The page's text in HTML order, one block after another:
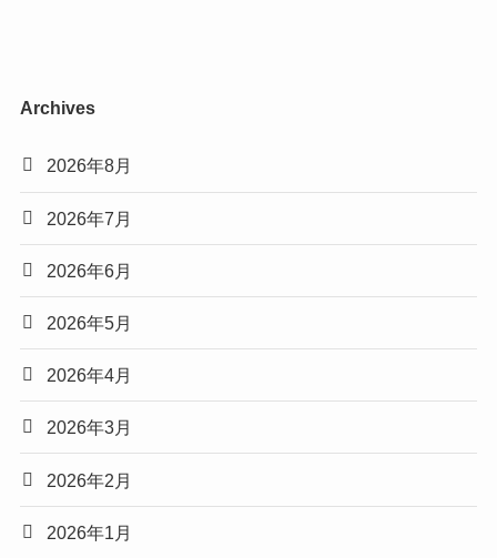
Archives
2026年8月
2026年7月
2026年6月
2026年5月
2026年4月
2026年3月
2026年2月
2026年1月